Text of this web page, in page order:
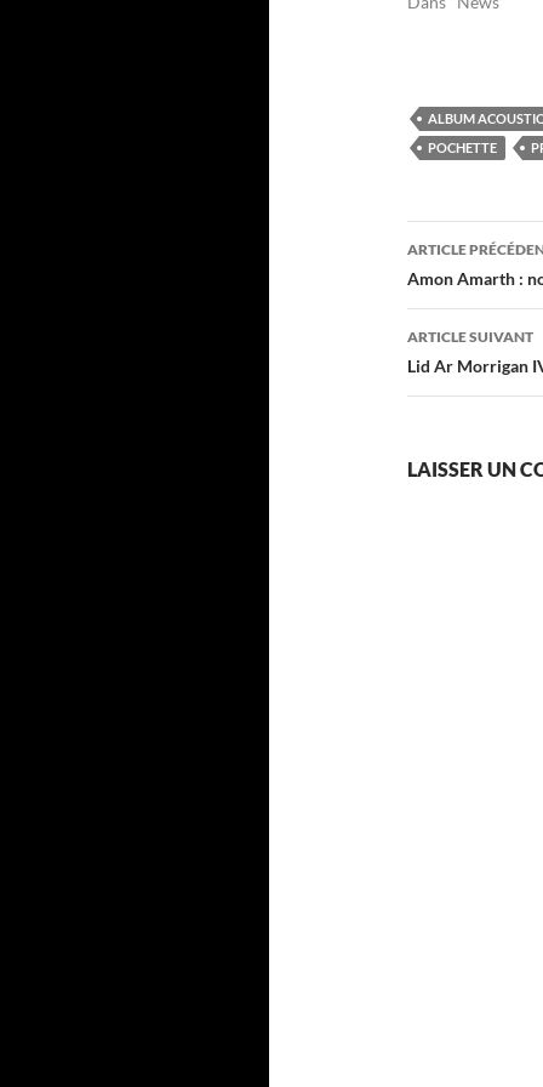
ALBUM
POCHETTE
des
articles
ARTICLE
Amon Amarth :
ARTICLE SUIVANT
Lid Ar Morrigan
LAISSER UN